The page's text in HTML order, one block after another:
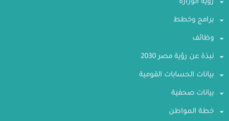
رؤية الوزارة
برامج وخطط
وظائف
نبذة عن رؤية مصر 2030
بيانات الحسابات القومية
بيانات صحفية
خطة المواطن